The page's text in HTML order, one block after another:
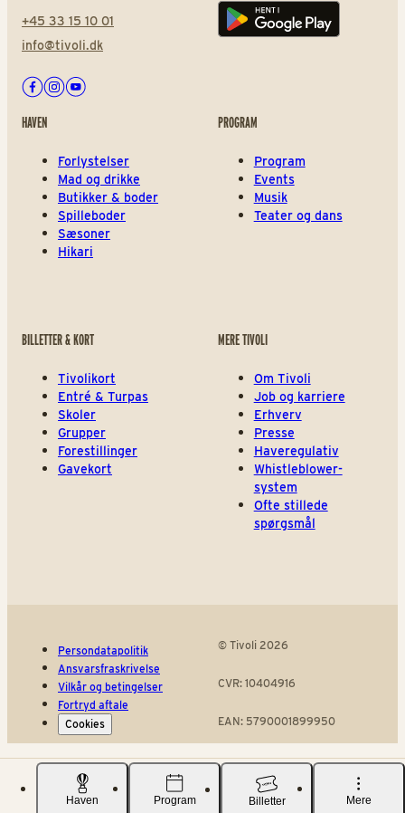
Haven Program Billetter Mere
+45 33 15 10 01
info@tivoli.dk
Facebook
Instagram
Youtube
Play store
HAVEN
Forlystelser
Mad og drikke
Butikker & boder
Spilleboder
Sæsoner
Hikari
PROGRAM
Program
Events
Musik
Teater og dans
BILLETTER & KORT
Tivolikort
Entré & Turpas
Skoler
Grupper
Forestillinger
Gavekort
MERE TIVOLI
Om Tivoli
Job og karriere
Erhverv
Presse
Haveregulativ
Whistleblower-
system
Ofte stillede
spørgsmål
Persondatapolitik
Ansvarsfraskrivelse
Vilkår og betingelser
Fortryd aftale
Cookies
© Tivoli 2026
CVR: 10404916
EAN: 5790001899950